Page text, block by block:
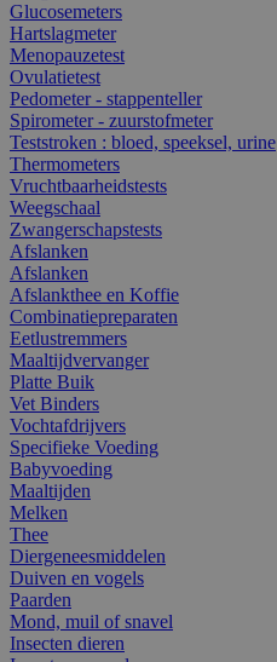
Glucosemeters
Hartslagmeter
Menopauzetest
Ovulatietest
Pedometer - stappenteller
Spirometer - zuurstofmeter
Teststroken : bloed, speeksel, urine
Thermometers
Vruchtbaarheidstests
Weegschaal
Zwangerschapstests
Afslanken
Afslanken
Afslankthee en Koffie
Combinatiepreparaten
Eetlustremmers
Maaltijdvervanger
Platte Buik
Vet Binders
Vochtafdrijvers
Specifieke Voeding
Babyvoeding
Maaltijden
Melken
Thee
Diergeneesmiddelen
Duiven en vogels
Paarden
Mond, muil of snavel
Insecten dieren